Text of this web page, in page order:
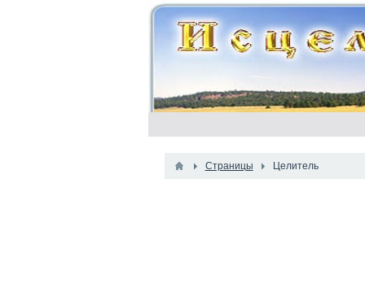
Страницы Целитель